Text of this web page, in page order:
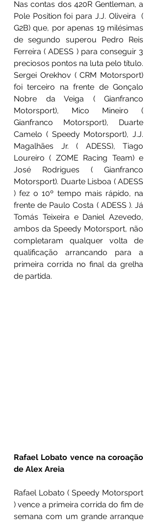
Nas contas dos 420R Gentleman, a
Pole Position foi para J.J. Oliveira  (
G2B) que, por apenas 19 milésimas
de segundo superou Pedro Reis
Ferreira ( ADESS ) para conseguir 3
preciosos pontos na luta pelo título.
Sergei Orekhov ( CRM Motorsport)
foi terceiro na frente de Gonçalo
Nobre da Veiga ( Gianfranco
Motorsport), Mico Mineiro (
Gianfranco Motorsport), Duarte
Camelo ( Speedy Motorsport), J.J.
Magalhães Jr. ( ADESS), Tiago
Loureiro ( ZOME Racing Team) e
José Rodrigues ( Gianfranco
Motorsport). Duarte Lisboa ( ADESS
) fez o 10º tempo mais rápido, na
frente de Paulo Costa ( ADESS ). Já
Tomás Teixeira e Daniel Azevedo,
ambos da Speedy Motorsport, não
completaram qualquer volta de
qualificação arrancando para a
primeira corrida no final da grelha
de partida.
Rafael Lobato vence na coroação
de Alex Areia
Rafael Lobato ( Speedy Motorsport
) vence a primeira corrida do fim de
semana com um grande arranque